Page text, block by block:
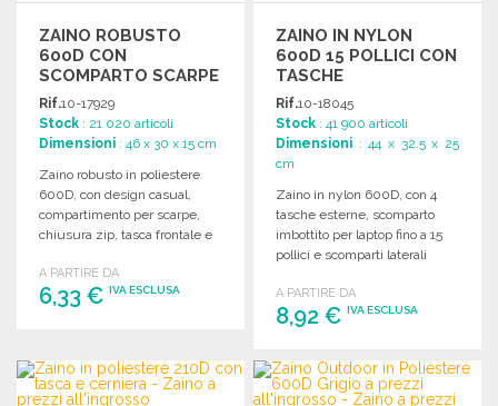
ZAINO ROBUSTO
600D CON
SCOMPARTO SCARPE
A PREZZI
ALL'INGROSSO
Rif.10-17929
Stock : 21 020 articoli
Dimensioni : 46 x 30 x 15 cm
Zaino robusto in poliestere
600D, con design casual,
compartimento per scarpe,
chiusura zip, tasca frontale e
A PARTIRE DA
6,33 € IVA ESCLUSA
Richiedi un preventivo
ZAINO IN NYLON
600D 15 POLLICI CON
TASCHE
Rif.10-18045
Stock : 41 900 articoli
Dimensioni : 44 x 32.5 x 25
cm
Zaino in nylon 600D, con 4
tasche esterne, scomparto
imbottito per laptop fino a 15
pollici e scomparti laterali
A PARTIRE DA
8,92 €IVA ESCLUSA
ORDINARE
Richiedi un preventivo